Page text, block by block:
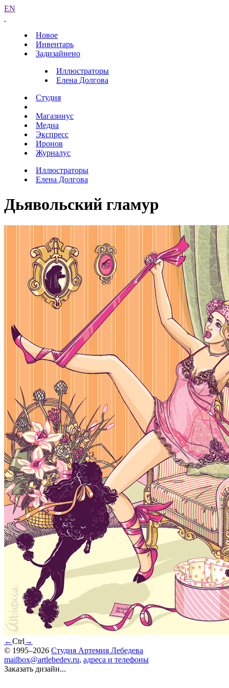
EN
Новое
Инвентарь
Задизайнено
Иллюстраторы
Елена Долгова
Студия
Магазинус
Медиа
Экспресс
Иронов
Журналус
Иллюстраторы
Елена Долгова
Дьявольский гламур
←Ctrl →
© 1995–2026 Студия Артемия Лебедева
mailbox@artlebedev.ru, адреса и телефоны
Заказать дизайн...